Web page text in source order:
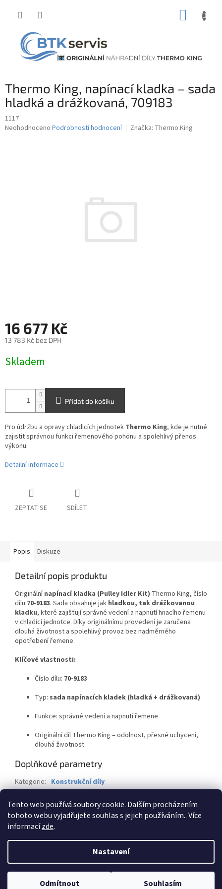
Tento web používá soubory cookie. Dalším procházením
tohoto webu vyjadřujete souhlas s jejich používáním.. Více
informacízde.
Nastavení
Odmítnout Souhlasím
Thermo King, napínací kladka – sada
hladká a drážkovaná, 709183
1117
Průměrné
Neohodnoceno Podrobnosti hodnocení Značka: Thermo King
16 677 Kč
13 783 Kč bez DPH
cena:
Skladem
Přidat do košíku
Pro údržbu a opravy chladicích jednotek Thermo King, kde je nutné
zajistit správnou funkci řemenového pohonu a spolehlivý přenos
výkonu.
Detailní informace
ZEPTAT SE SDÍLET
Popis Diskuze
Detailní popis produktu
Originálnínapínací kladka (Pulley Idler Kit) Thermo King, číslo
dílu 70-9183. Sada obsahuje jak hladkou, tak drážkovanou
kladku, které zajišťují správné vedení a napnutí hnacího řemenu
v chladicí jednotce. Díky originálnímu provedení je zaručena
dlouhá životnost a spolehlivý provoz bez nadměrného
opotřebení řemene.
Klíčové vlastnosti:
Číslo dílu: 70-9183
Typ: sada napínacích kladek (hladká + drážkovaná)
Funkce: správné vedení a napnutí řemene
Originální díl Thermo King – odolnost, přesné uchycení,
dlouhá životnost
Doplňkové parametry
Kategorie: Konstrukční díly
Hmotnost
1 kg
Vytvořil Shoptet
Copyright 2026BTK-Servis CZ s.r.o. . Všechna práva vyhrazena.